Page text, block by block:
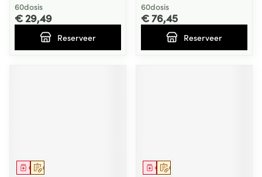
60dosis
€ 29,49
Reserveer
60dosis
€ 76,45
Reserveer
Op voorschrift
Geneesmiddel Op voorschrift
Geneesmiddel